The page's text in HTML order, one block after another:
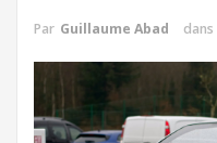
Par Guillaume Abad dans